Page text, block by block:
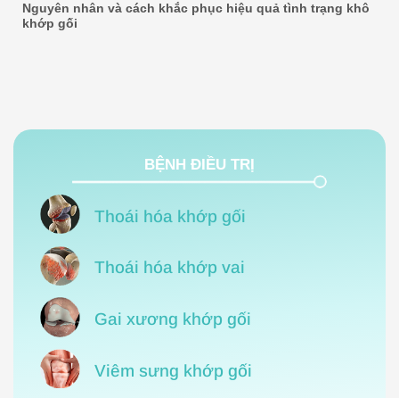
Nguyên nhân và cách khắc phục hiệu quả tình trạng khô
khớp gối
BỆNH ĐIỀU TRỊ
Thoái hóa khớp gối
Thoái hóa khớp vai
Gai xương khớp gối
Viêm sưng khớp gối